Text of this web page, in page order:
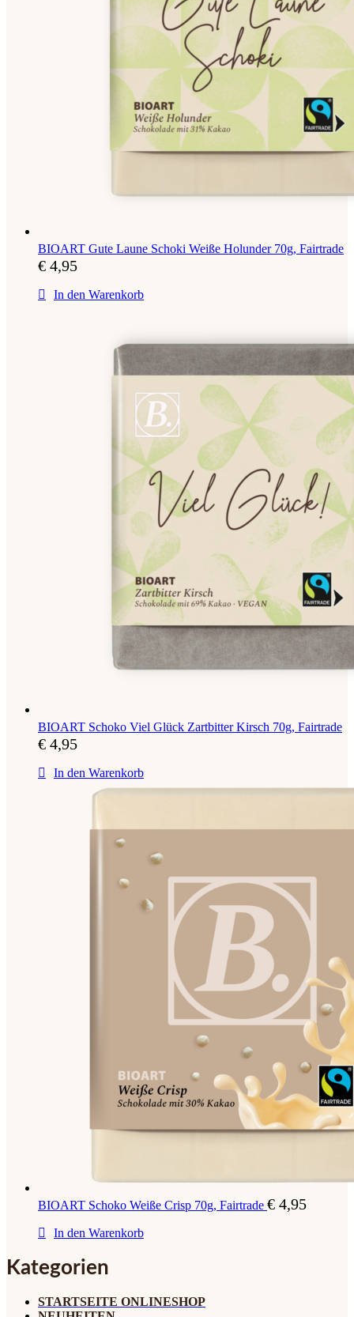
BIOART Gute Laune Schoki Weiße Holunder 70g, Fairtrade
€ 4,95
In den Warenkorb
BIOART Schoko Viel Glück Zartbitter Kirsch 70g, Fairtrade
€ 4,95
In den Warenkorb
BIOART Schoko Weiße Crisp 70g, Fairtrade € 4,95
In den Warenkorb
Kategorien
STARTSEITE ONLINESHOP